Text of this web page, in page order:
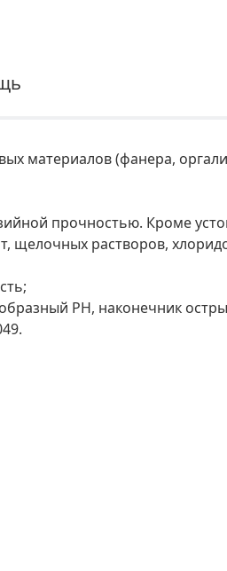
материалов (фанера,
прочностью. Кроме
щелочных растворов,
PH, наконечник